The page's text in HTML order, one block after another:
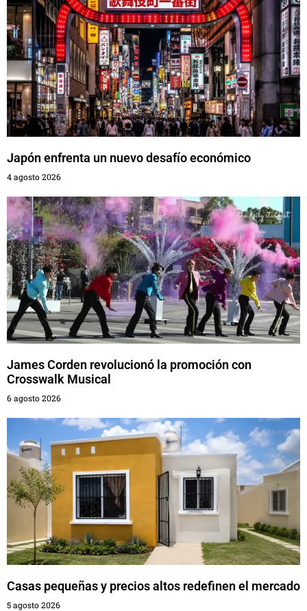
Japón enfrenta un nuevo desafío económico
4 agosto 2026
James Corden revolucionó la promoción con
Crosswalk Musical
6 agosto 2026
Casas pequeñas y precios altos redefinen el mercado
5 agosto 2026